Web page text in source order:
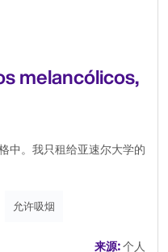
melancólicos,
中。我只租给亚速尔大学的
允许吸烟
来源:个人